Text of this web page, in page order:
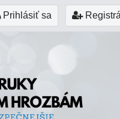
Prihlásiť sa